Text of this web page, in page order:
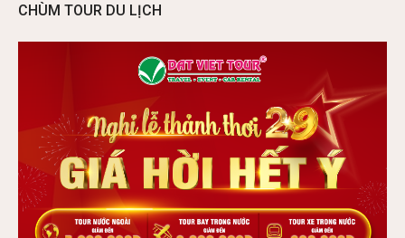
CHÙM TOUR DU LỊCH